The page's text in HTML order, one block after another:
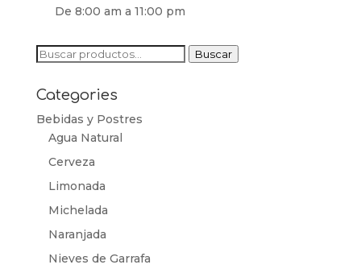
De 8:00 am a 11:00 pm
Buscar
Buscar
Categories
Bebidas y Postres
Agua Natural
Cerveza
Limonada
Michelada
Naranjada
Nieves de Garrafa